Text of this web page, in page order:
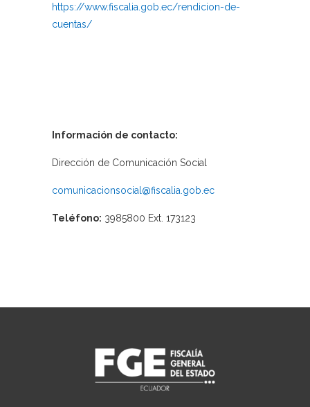
https://www.fiscalia.gob.ec/rendicion-de-
cuentas/
Información de contacto:
Dirección de Comunicación Social
comunicacionsocial@fiscalia.gob.ec
Teléfono: 3985800 Ext. 173123